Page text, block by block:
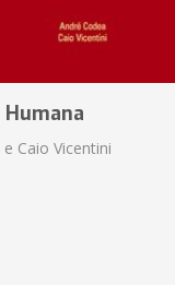
Caio Vicentini